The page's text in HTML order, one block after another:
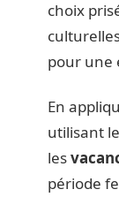
choix
pour une
En
utilisant
les
période